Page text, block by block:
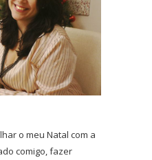
o meu Natal com a
comigo, fazer